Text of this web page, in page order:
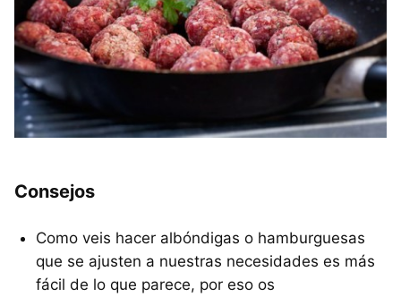
Consejos
Como veis hacer albóndigas o hamburguesas
que se ajusten a nuestras necesidades es más
fácil de lo que parece, por eso os